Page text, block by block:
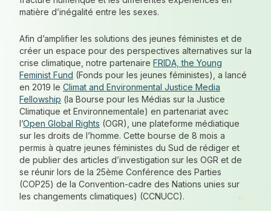
matière d’inégalité entre les sexes.
Afin d’amplifier les solutions des jeunes féministes et de
créer un espace pour des perspectives alternatives sur la
crise climatique, notre partenaire FRIDA, the Young
Feminist Fund (Fonds pour les jeunes féministes), a lancé
en 2019 le Climat and Environmental Justice Media
Fellowship (la Bourse pour les Médias sur la Justice
Climatique et Environnementale) en partenariat avec
l’Open Global Rights (OGR), une plateforme médiatique
sur les droits de l’homme. Cette bourse de 8 mois a
permis à quatre jeunes féministes du Sud de rédiger et
de publier des articles d’investigation sur les OGR et de
se réunir lors de la 25ème Conférence des Parties
(COP25) de la Convention-cadre des Nations unies sur
les changements climatiques) (CCNUCC).